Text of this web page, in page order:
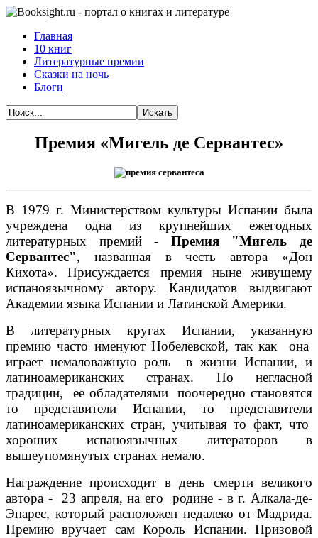
Главная
10 книг
Литературные премии
Сказки на ночь
Блоги
Искать
Премия «Мигель де Сервантес»
В 1979 г. Министерством культуры Испании была
учреждена одна из крупнейших ежегодных
литературных премий - Премия "Мигель де
Сервантес", названная в честь автора «Дон
Кихота».Присуждается премия ныне живущему
испаноязычному автору. Кандидатов выдвигают
Академии языка Испании и Латинской Америки.
В литературных кругах Испании, указанную
премию часто именуют Нобелевской, так как она
играет немаловажную роль в жизни Испании, и
латиноамериканских странах. По негласной
традиции, ее обладателями поочередно становятся
то представители Испании, то представители
латиноамериканских стран, учитывая то факт, что
хороших испаноязычных литераторов в
вышеупомянутых странах немало.
Награждение происходит в день смерти великого
автора - 23 апреля, на его родине - в г. Алкала-де-
Энарес, который расположен недалеко от Мадрида.
Премию вручает сам Король Испании. Призовой